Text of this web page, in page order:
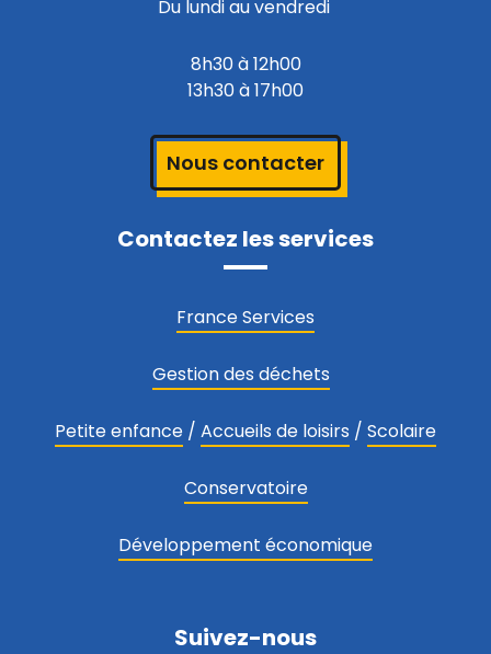
Du lundi au vendredi
8h30 à 12h00
13h30 à 17h00
Nous contacter
Contactez les services
France Services
Gestion des déchets
Petite enfance / Accueils de loisirs / Scolaire
Conservatoire
Développement économique
Suivez-nous